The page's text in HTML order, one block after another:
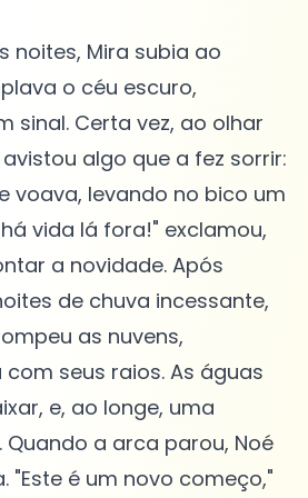
noites, Mira subia ao
o céu escuro,
sinal. Certa vez, ao olhar
algo que a fez sorrir:
voava, levando no bico um
vida lá fora!" exclamou,
a novidade. Após
de chuva incessante,
as nuvens,
seus raios. As águas
e, ao longe, uma
a arca parou, Noé
"Este é um novo começo,"